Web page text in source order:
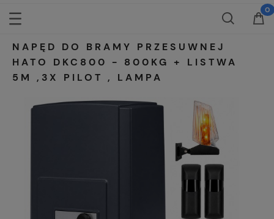
NAPĘD DO BRAMY PRZESUWNEJ
HATO DKC800 - 800KG + LISTWA
5M ,3X PILOT , LAMPA